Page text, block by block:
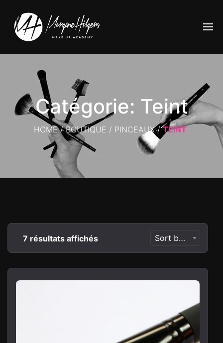
Catégorie: Teint
HOME / BOUTIQUE / PINCEAUX / TEINT
7 résultats affichés Sort by newness